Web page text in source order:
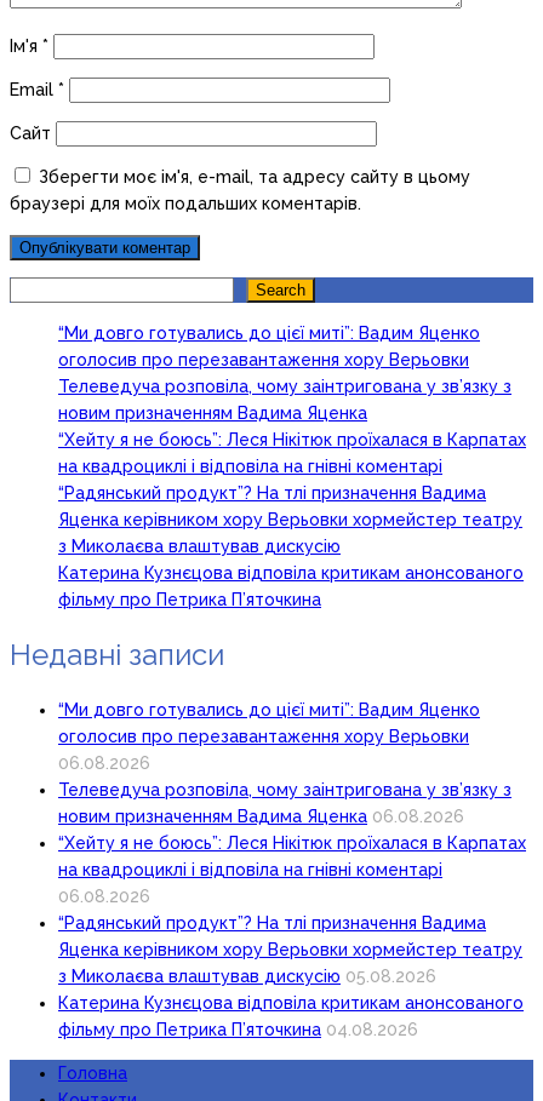
Ім'я *
Email *
Сайт
Зберегти моє ім'я, e-mail, та адресу сайту в цьому
браузері для моїх подальших коментарів.
Search
“Ми довго готувались до цієї миті”: Вадим Яценко
оголосив про перезавантаження хору Верьовки
Телеведуча розповіла, чому заінтригована у зв’язку з
новим призначенням Вадима Яценка
“Хейту я не боюсь”: Леся Нікітюк проїхалася в Карпатах
на квадроциклі і відповіла на гнівні коментарі
“Радянський продукт”? На тлі призначення Вадима
Яценка керівником хору Верьовки хормейстер театру
з Миколаєва влаштував дискусію
Катерина Кузнєцова відповіла критикам анонсованого
фільму про Петрика П’яточкина
Недавні записи
“Ми довго готувались до цієї миті”: Вадим Яценко
оголосив про перезавантаження хору Верьовки
06.08.2026
Телеведуча розповіла, чому заінтригована у зв’язку з
новим призначенням Вадима Яценка 06.08.2026
“Хейту я не боюсь”: Леся Нікітюк проїхалася в Карпатах
на квадроциклі і відповіла на гнівні коментарі
06.08.2026
“Радянський продукт”? На тлі призначення Вадима
Яценка керівником хору Верьовки хормейстер театру
з Миколаєва влаштував дискусію 05.08.2026
Катерина Кузнєцова відповіла критикам анонсованого
фільму про Петрика П’яточкина 04.08.2026
Головна